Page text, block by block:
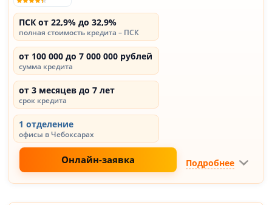
ПСК от 22,9% до 32,9%
полная стоимость кредита – ПСК
от 100 000 до 7 000 000 рублей
сумма кредита
от 3 месяцев до 7 лет
срок кредита
1 отделение
офисы в Чебоксарах
Онлайн-заявка Подробнее